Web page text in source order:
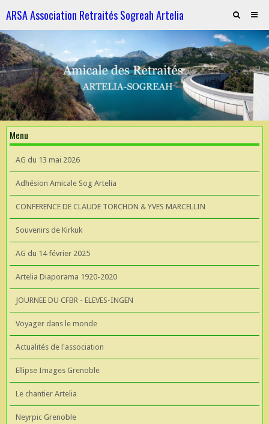
ARSA Association Retraités Sogreah Artelia
Invitation au repas le 21 novembre 2025
ARTELIA et l'Hydroélectricité
ARTELIA et l'Hydroélectricité
Souvenirs de KIrkuk
CONFERENCE DE CLAUDE TORCHON & YVES MARCELLIN A L'UIAD
AG 2026 du 13 mai
Menu
AG du 13 mai 2026
Adhésion Amicale Sog Artelia
CONFERENCE DE CLAUDE TORCHON & YVES MARCELLIN
Souvenirs de Kirkuk
AG du 14 février 2025
Artelia Diaporama 1920-2020
JOURNEE DU CFBR - ELEVES-INGEN
Voyager dans le monde
Actualités de l'association
Ellipse Images Grenoble
Le chantier Artelia
Neyrpic Grenoble